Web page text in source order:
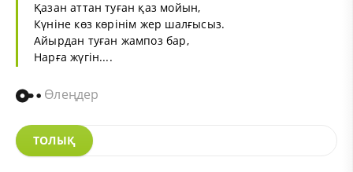
Қазан аттан туған қаз мойын,
Күніне көз көрінім жер шалғысыз.
Айырдан туған жампоз бар,
Нарға жүгін....
Өлеңдер
ТОЛЫҚ